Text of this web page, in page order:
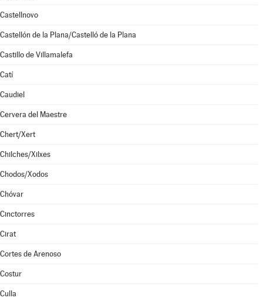
Castellnovo
Castellón de la Plana/Castelló de la Plana
Castillo de Villamalefa
Catí
Caudiel
Cervera del Maestre
Chert/Xert
Chilches/Xilxes
Chodos/Xodos
Chóvar
Cinctorres
Cirat
Cortes de Arenoso
Costur
Culla